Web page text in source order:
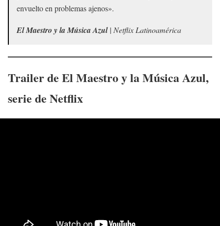
envuelto en problemas ajenos».
El Maestro y la Música Azul| Netflix Latinoamérica
Trailer de El Maestro y la Música Azul,
serie de Netflix